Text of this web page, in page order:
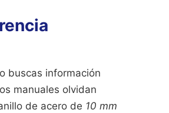
buscas información
manuales olvidan
de acero de 10 mm